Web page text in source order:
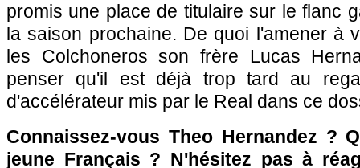
promis une place de titulaire sur le flanc
la saison prochaine. De quoi l'amener à
les Colchoneros son frère Lucas
penser qu'il est déjà trop tard au
d'accélérateur mis par le Real dans ce
Connaissez-vous Theo Hernandez ?
jeune Français ? N'hésitez pas à